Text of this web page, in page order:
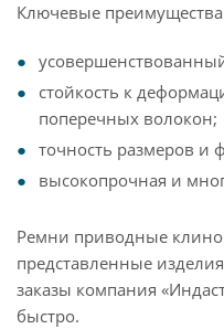
Ключевые
стойкость к
поперечных волокон;
точность размеров и
высокопрочная и
Ремни приводные
представленные
заказы компания
быстро.